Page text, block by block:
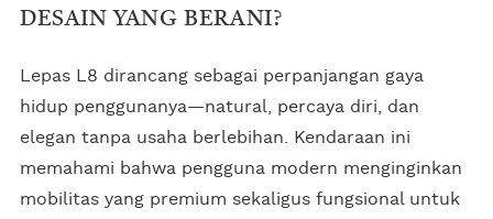
DESAIN YANG BERANI?
Lepas L8 dirancang sebagai perpanjangan gaya
hidup penggunanya—natural, percaya diri, dan
elegan tanpa usaha berlebihan. Kendaraan ini
memahami bahwa pengguna modern menginginkan
mobilitas yang premium sekaligus fungsional untuk